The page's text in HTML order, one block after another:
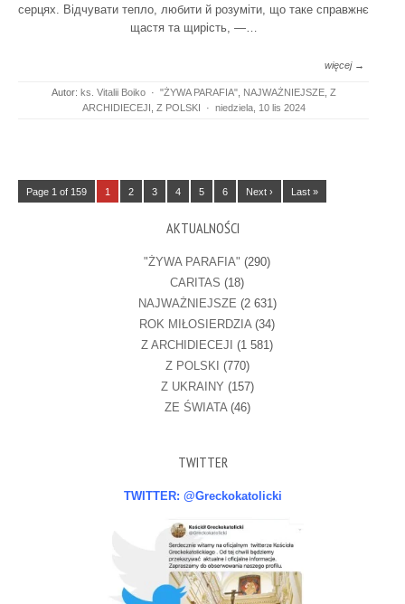
серцях. Відчувати тепло, любити й розуміти, що таке справжнє
щастя та щирість, —…
więcej →
Autor: ks. Vitalii Boiko · "ŻYWA PARAFIA", NAJWAŻNIEJSZE, Z
ARCHIDIECEJI Z POLSKI · niedziela, 10 lis 2024
Page 1 of 159 1 2 3 4 5 6 Next › Last »
AKTUALNOŚCI
"ŻYWA PARAFIA" (290)
CARITAS (18)
NAJWAŻNIEJSZE (2 631)
ROK MIŁOSIERDZIA(34)
Z ARCHIDIECEJI (1 581)
Z POLSKI (770)
Z UKRAINY (157)
ZE ŚWIATA(46)
TWITTER
TWITTER: @Greckokatolicki